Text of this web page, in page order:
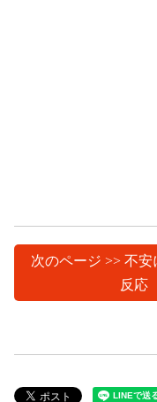
次のページ >> 不
反応